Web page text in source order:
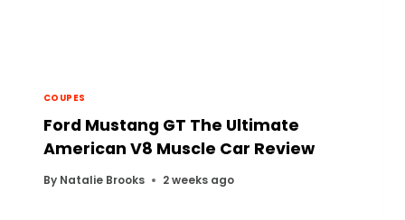
COUPES
Ford Mustang GT The Ultimate
American V8 Muscle Car Review
By Natalie Brooks 2 weeks ago